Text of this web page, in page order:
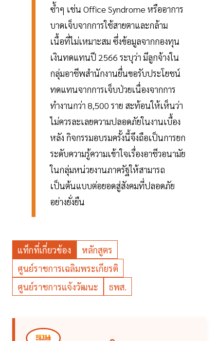
ซ้ำๆ เช่น Office Syndrome หรืออาการ
บาดเจ็บจากการใช้สายตาและกล้าม
เนื้อที่ไม่เหมาะสม ซึ่งข้อมูลจากกองทุน
เงินทดแทนปี 2566 ระบุว่า มีลูกจ้างใน
กลุ่มอาชีพสำนักงานยื่นขอรับประโยชน์
ทดแทนจากการเจ็บป่วยเนื่องจากการ
ทำงานกว่า 8,500 ราย สะท้อนให้เห็นว่า
ไม่ควรละเลยความปลอดภัยในงานเบื้อง
หลัง กิจกรรมอบรมครั้งนี้จึงถือเป็นการยก
ระดับความรู้ความเข้าใจเรื่องอาชีวอนามัย
ในกลุ่มหน่วยงานภาครัฐให้สามารถ
เป็นต้นแบบต่อยอดสู่สังคมที่ปลอดภัย
อย่างยั่งยืน
แท็กที่เกี่ยวข้อง
หลักสูตร
ศูนย์ราชการเฉลิมพระเกียรติ
ศูนย์ราชการแจ้งวัฒนะ
ธพส.